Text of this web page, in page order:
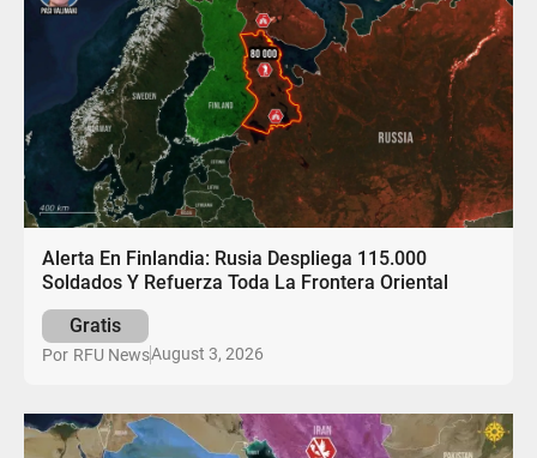
Alerta En Finlandia: Rusia Despliega 115.000
Soldados Y Refuerza Toda La Frontera Oriental
Gratis
Por RFU NewsAugust 3, 2026